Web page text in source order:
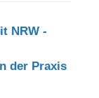
NRW -
der Praxis